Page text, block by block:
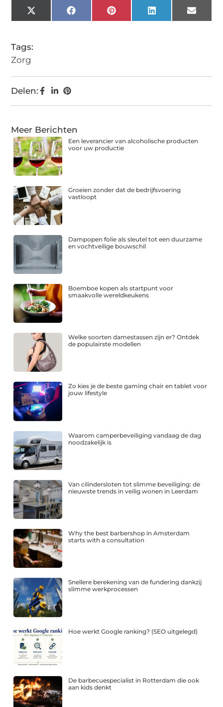
X
(Twitter)
FacebookPinterestLinkedIn Email
Tags:
Zorg
Delen:
Meer Berichten
Een leverancier van alcoholische producten
voor uw productie
Groeien zonder dat de bedrijfsvoering
vastloopt
Dampopen folie als sleutel tot een duurzame
en vochtveilige bouwschil
Boemboe kopen als startpunt voor
smaakvolle wereldkeukens
Welke soorten damestassen zijn er? Ontdek
de populairste modellen
Zo kies je de beste gaming chair en tablet voor
jouw lifestyle
Waarom camperbeveiliging vandaag de dag
noodzakelijk is
Van cilindersloten tot slimme beveiliging: de
nieuwste trends in veilig wonen in Leerdam
Why the best barbershop in Amsterdam
starts with a consultation
Snellere berekening van de fundering dankzij
slimme werkprocessen
Hoe werkt Google ranking? (SEO uitgelegd)
De barbecuespecialist in Rotterdam die ook
aan kids denkt